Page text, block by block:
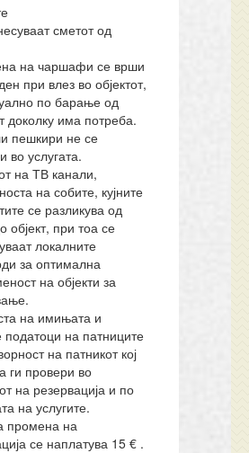
сметот од
на чаршафи се врши
при влез во објектот,
по барање од
доколку има потреба.
пешкири не се
во услугата.
на ТВ канали,
на собите, кујните
се разликува од
објект, при тоа се
локалните
за оптимална
на објекти за
на имињата и
податоци на патниците
на патникот кој
ги провери во
на резервација и по
на услугите.
промена на
се наплатува 15 € .